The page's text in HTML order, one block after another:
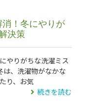
！冬にやりが
決策
やりがちな洗濯ミス
は、洗濯物がなかな
り、お気
続きを読む